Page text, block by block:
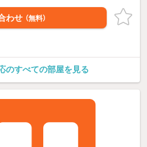
わせ （無料）
のすべての部屋を見る